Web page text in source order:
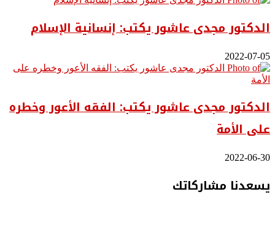
الدكتور مجدى عاشور يكتب: إنسانية الإسلام
2022-07-05
الدكتور مجدى عاشور يكتب: الفقه الأعور وخطره
على الأمة
2022-06-30
يسعدنا مشاركاتك